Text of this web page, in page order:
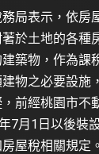
局表示，依房
於土地的各種
築物，作為課
物之必要設施
前經桃園市不
7月1日以後裝
屋稅相關規定。